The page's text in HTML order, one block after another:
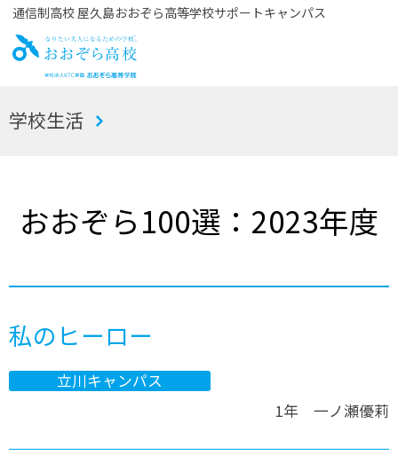
通信制高校 屋久島おおぞら高等学校サポートキャンパス
お
学校生活
おおぞら100選：2023年度
私のヒーロー
立川キャンパス
1年 一ノ瀬優莉